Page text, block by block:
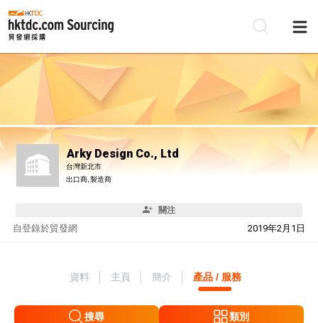
Arky Design Co., Ltd
台灣新北市
出口商, 製造商
關注
自 2019年2月1日
登錄於貿發網
資料 主頁 簡介 產品 / 服務
搜尋 類別